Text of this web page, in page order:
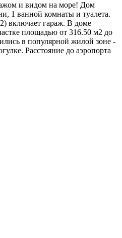
и видом на море! Дом
1 ванной комнаты и туалета.
включает гараж. В доме
площадью от 316.50 м2 до
в популярной жилой зоне -
Расстояние до аэропорта